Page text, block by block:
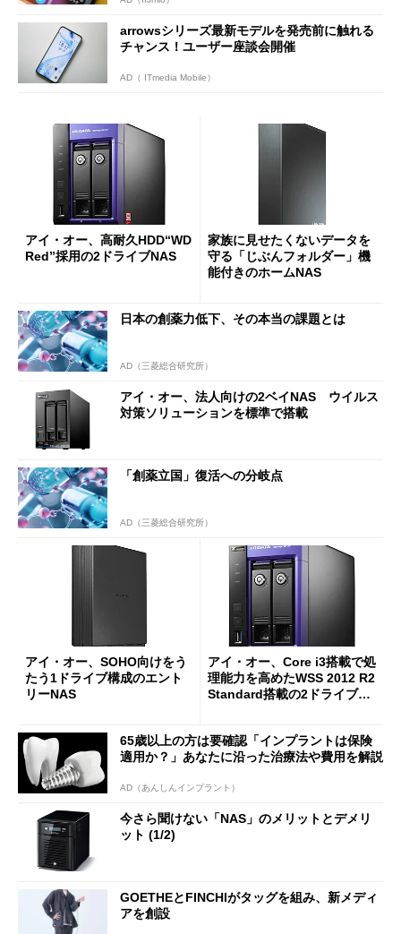
arrowsシリーズ最新モデルを発売前に触れる
チャンス！ユーザー座談会開催
AD（ ITmedia Mobile）
アイ・オー、高耐久HDD“WD
Red”採用の2ドライブNAS
家族に見せたくないデータを
守る「じぶんフォルダー」機
能付きのホームNAS
日本の創薬力低下、その本当の課題とは
AD（三菱総合研究所）
アイ・オー、法人向けの2ベイNAS ウイルス
対策ソリューションを標準で搭載
「創薬立国」復活への分岐点
AD（三菱総合研究所）
アイ・オー、SOHO向けをう
たう1ドライブ構成のエント
リーNAS
アイ・オー、Core i3搭載で処
理能力を高めたWSS 2012 R2
Standard搭載の2ドライブNA
65歳以上の方は要確認「インプラントは保険
適用か？」あなたに沿った治療法や費用を解説
AD（あんしんインプラント）
今さら聞けない「NAS」のメリットとデメリ
ット (1/2)
GOETHEとFINCHIがタッグを組み、新メディ
アを創設